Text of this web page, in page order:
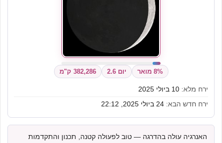
8% מואר יום 2.6 382,286 ק"מ
ירח מלא:
ירח חדש הבא:
האנרגיה עולה בהדרגה — טוב לפעולה קטנה, תכנון והתקדמות